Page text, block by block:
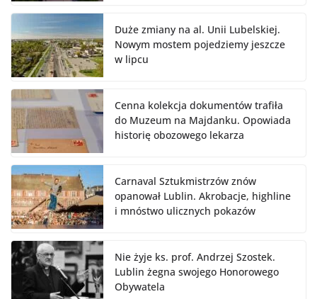
Duże zmiany na al. Unii Lubelskiej.
Nowym mostem pojedziemy jeszcze
w lipcu
Cenna kolekcja dokumentów trafiła
do Muzeum na Majdanku. Opowiada
historię obozowego lekarza
Carnaval Sztukmistrzów znów
opanował Lublin. Akrobacje, highline
i mnóstwo ulicznych pokazów
Nie żyje ks. prof. Andrzej Szostek.
Lublin żegna swojego Honorowego
Obywatela